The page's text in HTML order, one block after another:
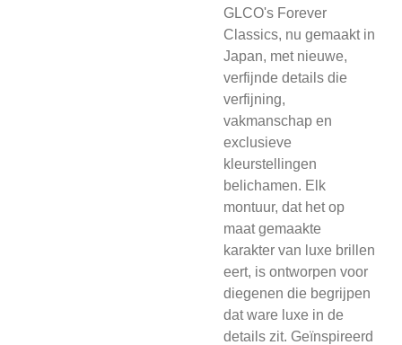
GLCO's Forever
Classics, nu gemaakt in
Japan, met nieuwe,
verfijnde details die
verfijning,
vakmanschap en
exclusieve
kleurstellingen
belichamen. Elk
montuur, dat het op
maat gemaakte
karakter van luxe brillen
eert, is ontworpen voor
diegenen die begrijpen
dat ware luxe in de
details zit. Geïnspireerd